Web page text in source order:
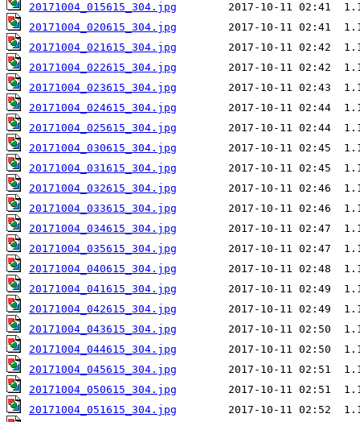
20171004_015615_304.jpg
20171004_020615_304.jpg
20171004_021615_304.jpg
20171004_022615_304.jpg
20171004_023615_304.jpg
20171004_024615_304.jpg
20171004_025615_304.jpg
20171004_030615_304.jpg
20171004_031615_304.jpg
20171004_032615_304.jpg
20171004_033615_304.jpg
20171004_034615_304.jpg
20171004_035615_304.jpg
20171004_040615_304.jpg
20171004_041615_304.jpg
20171004_042615_304.jpg
20171004_043615_304.jpg
20171004_044615_304.jpg
20171004_045615_304.jpg
20171004_050615_304.jpg
20171004_051615_304.jpg